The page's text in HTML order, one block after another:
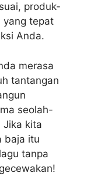
produk-
yang tepat
Anda.
merasa
tantangan
seolah-
Jika kita
baja itu
tanpa